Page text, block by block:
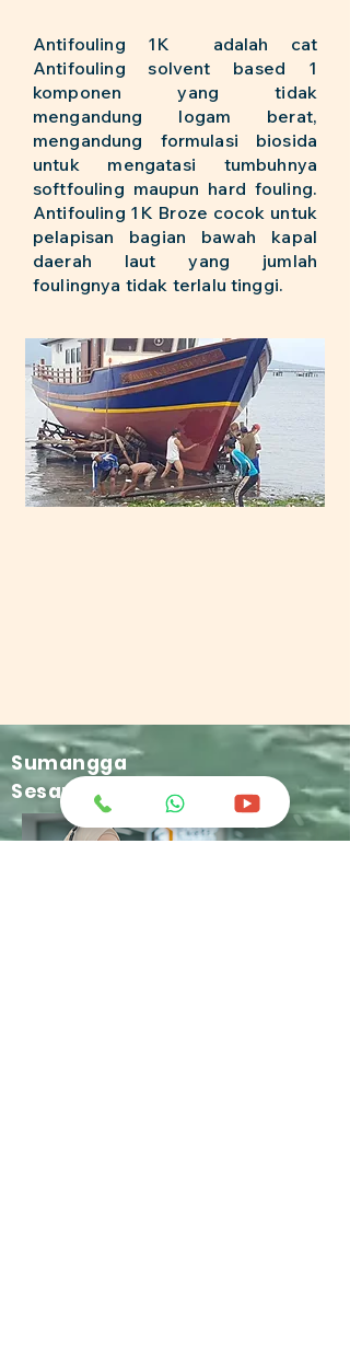
Antifouling 1K adalah cat
Antifouling solvent based 1
komponen yang tidak
mengandung logam berat,
mengandung formulasi biosida
untuk mengatasi tumbuhnya
softfouling maupun hard fouling.
Antifouling 1K Broze cocok untuk
pelapisan bagian bawah kapal
daerah laut yang jumlah
foulingnya tidak terlalu tinggi.
Sumangga
Sesambungan